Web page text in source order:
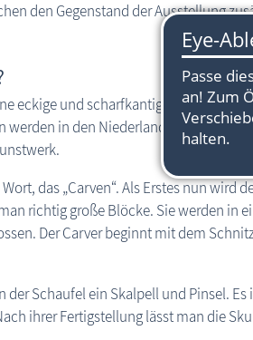
den Gegenstand der Ausstellung
eckige und scharfkantige Körnung
in den Niederlanden geordert.
das „Carven“. Als Erstes nun wird
richtig große Blöcke. Sie werden in
Der Carver beginnt mit dem
Schaufel ein Skalpell und Pinsel.
ihrer Fertigstellung lässt man die